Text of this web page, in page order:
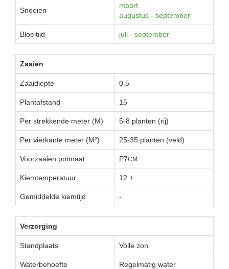
Snoeien
maart
augustus - september
Bloeitijd juli - september
Zaaien
Zaaidiepte 0.5
Plantafstand 15
Per strekkende meter (M) 5-8 planten (rij)
Per vierkante meter (M²) 25-35 planten (veld)
Voorzaaien potmaat P7CM
Kiemtemperatuur 12 +
Gemiddelde kiemtijd -
Verzorging
Standplaats Volle zon
Waterbehoefte Regelmatig water